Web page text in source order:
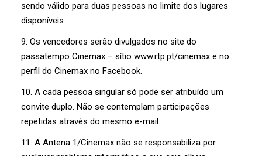
sendo válido para duas pessoas no limite dos lugares
disponíveis.
9. Os vencedores serão divulgados no site do
passatempo Cinemax – sítio www.rtp.pt/cinemax e no
perfil do Cinemax no Facebook.
10. A cada pessoa singular só pode ser atribuído um
convite duplo. Não se contemplam participações
repetidas através do mesmo e-mail.
11. A Antena 1/Cinemax não se responsabiliza por